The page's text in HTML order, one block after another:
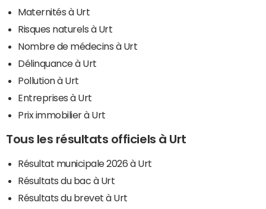
Maternités à Urt
Risques naturels à Urt
Nombre de médecins à Urt
Délinquance à Urt
Pollution à Urt
Entreprises à Urt
Prix immobilier à Urt
Tous les résultats officiels à Urt
Résultat municipale 2026 à Urt
Résultats du bac à Urt
Résultats du brevet à Urt